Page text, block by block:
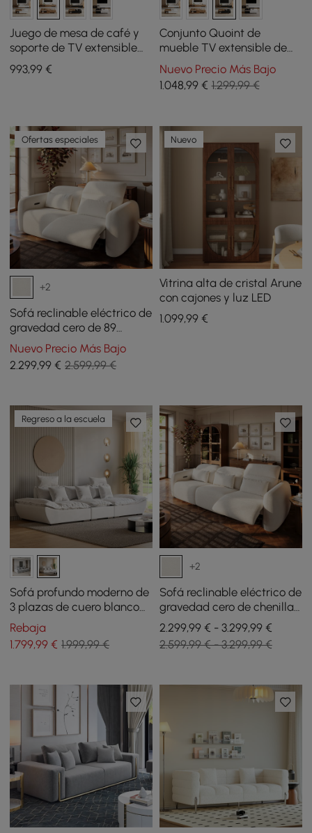
Juego de mesa de café y
soporte de TV extensible
Quoint
993,99 €
Conjunto Quoint de
mueble TV extensible de
179 cm a 255 cm y mesa de
centro en color negro y
nogal
Nuevo Precio Más Bajo
1.048,99€ 1.299,99 €
Ofertas especiales
+2
Sofá reclinable eléctrico de
gravedad cero de 89
pulgadas y 2 plazas de
chenilla con almohadas y
puerto USB
Nuevo Precio Más Bajo
2.299,99 € 2.599,99 €
Nuevo
Vitrina alta de cristal Arune
con cajones y luz LED
1.099,99€
Regreso a la escuela
Sofá profundo moderno de
3 plazas de cuero blanco
de 2780 mm con respaldo
ajustable para velero
Rebaja
1.799,99 € 1.999,99 €
+2
Sofá reclinable eléctrico de
gravedad cero de chenilla
de 3 plazas de 312cm con
cojines y puerto USB
2.299,99 € - 3.299,99 €
2.599,99 € - 3.299,99 €